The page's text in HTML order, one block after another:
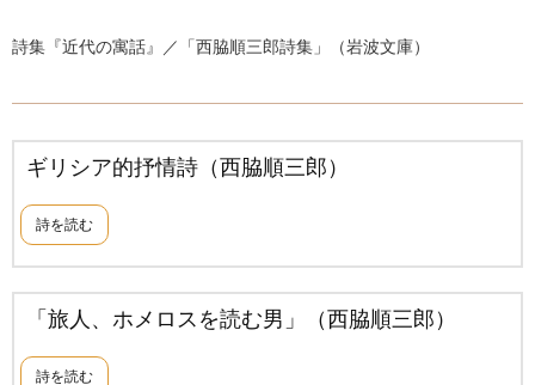
詩集『近代の寓話』／「西脇順三郎詩集」（岩波文庫）
ギリシア的抒情詩（西脇順三郎）
詩を読む
「旅人、ホメロスを読む男」（西脇順三郎）
詩を読む